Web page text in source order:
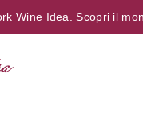
Wine Idea. Scopri il